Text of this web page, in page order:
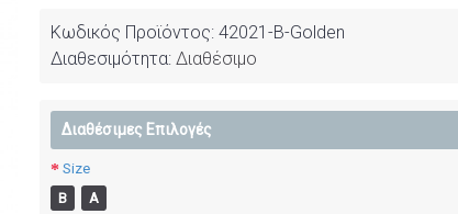
Κωδικός Προϊόντος: 42021-B-Golden
Διαθεσιμότητα: Διαθέσιμο
Διαθέσιμες Επιλογές
Size
Β
Α